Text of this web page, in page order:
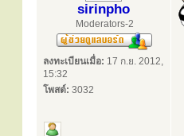
sirinpho
Moderators-2
ลงทะเบียนเมื่อ: 17 ก.ย. 2012,
15:32
โพสต์: 3032